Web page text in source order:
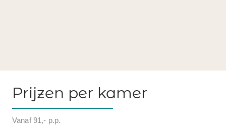
Prijzen per kamer
Vanaf 91,- p.p.